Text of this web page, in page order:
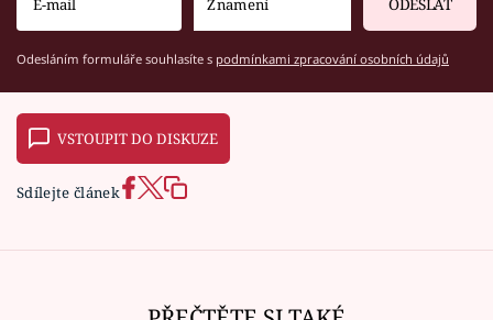
ODESLAT
Odesláním formuláře souhlasíte s podmínkami zpracování osobních údajů
VSTOUPIT DO DISKUZE
Sdílejte článek